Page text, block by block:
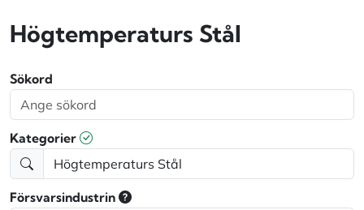
Högtemperaturs Stål
Sökord
Kategorier
Försvarsindustrin